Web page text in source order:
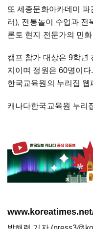
또 세종문화아카데미
러), 전통놀이 수업과 전
론토 현지 전문가의 민
캠프 참가 대상은 9학년
지이며 정원은 60명이
한국교육원의 누리집
캐나다한국교육원 누리